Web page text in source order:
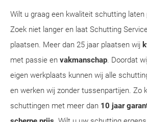
Wilt u graag een kwaliteit schutting laten
Zoek niet langer en laat Schutting
plaatsen. Meer dan 25 jaar plaatsen wij
met passie en vakmanschap. Doordat
eigen werkplaats kunnen wij alle
en werken wij zonder tussenpartijen. Zo
schuttingen met meer dan 10 jaar